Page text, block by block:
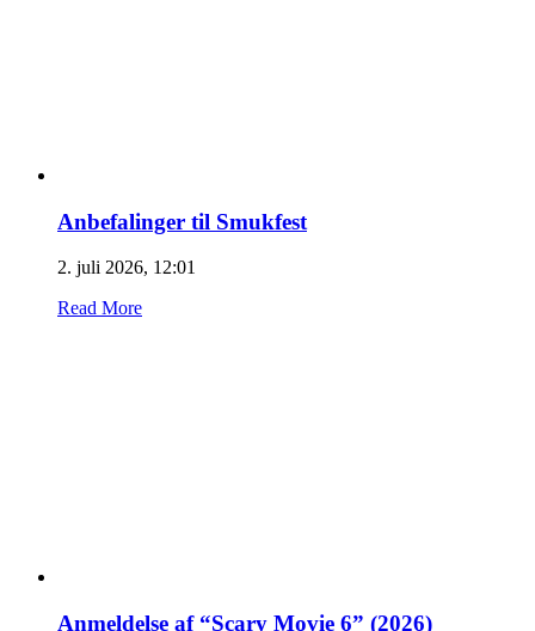
Anbefalinger til Smukfest
2. juli 2026, 12:01
Read More
Anmeldelse af “Scary Movie 6” (2026)